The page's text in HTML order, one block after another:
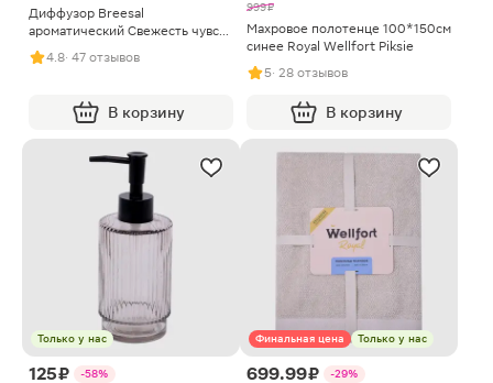
Диффузор Breesal
ароматический Свежесть чувств
40мл
4.8· 47 отзывов
В корзину
999 ₽
Махровое полотенце 100*150см
синее Royal Wellfort Piksie
5· 28 отзывов
В корзину
Только у нас
125 ₽ -58%
Финальная цена Только у нас
699.99 ₽ -29%